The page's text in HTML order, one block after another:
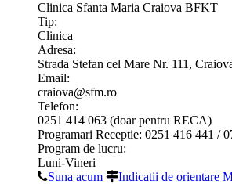
Clinica Sfanta Maria Craiova BFKT
Tip:
Clinica
Adresa:
Strada Stefan cel Mare Nr. 111,
Email:
craiova@sfm.ro
Telefon:
0251 414 063 (doar pentru RECA)
Programari Receptie: 0251 416 441 /
Program de lucru:
Luni-Vineri
Suna acum
Indicatii de orientare